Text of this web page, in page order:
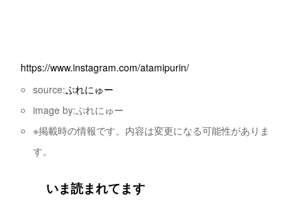
https://www.instagram.com/atamipurin/
source:ぷれにゅー
image by:ぷれにゅー
※掲載時の情報です。内容は変更になる可能性がありま
す。
いま読まれてます